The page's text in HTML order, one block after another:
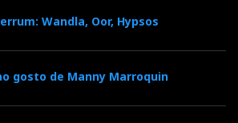
Wandla, Oor, Hypsos
gosto de Manny Marroquin